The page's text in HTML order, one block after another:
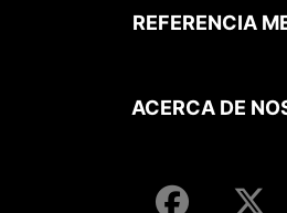
REFERENCIA
ACERCA DE